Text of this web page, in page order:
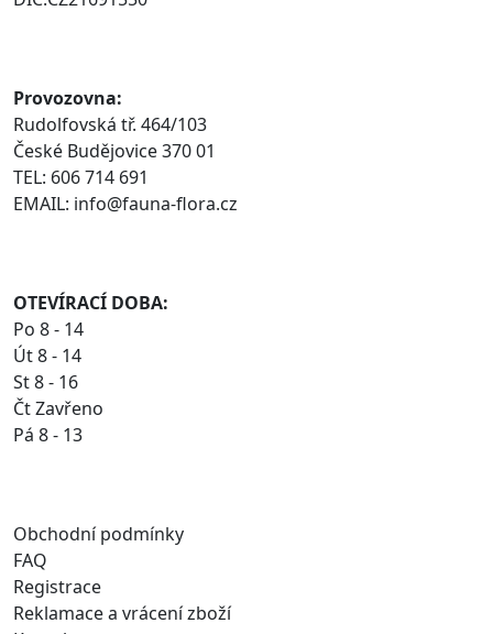
Provozovna:
Rudolfovská tř. 464/103
České Budějovice 370 01
TEL: 606 714 691
EMAIL: info@fauna-flora.cz
OTEVÍRACÍ DOBA:
Po 8 - 14
Út 8 - 14
St 8 - 16
Čt Zavřeno
Pá 8 - 13
Obchodní podmínky
FAQ
Registrace
Reklamace a vrácení zboží